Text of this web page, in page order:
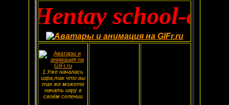
Hentay school-
1.Уже началась
игра,так что вы
так же можете
начать игру в
своём селении